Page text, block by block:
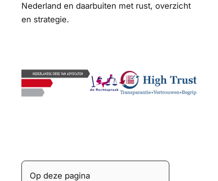
Op deze pagina
Nederland en daarbuiten met rust, overzicht
en strategie.